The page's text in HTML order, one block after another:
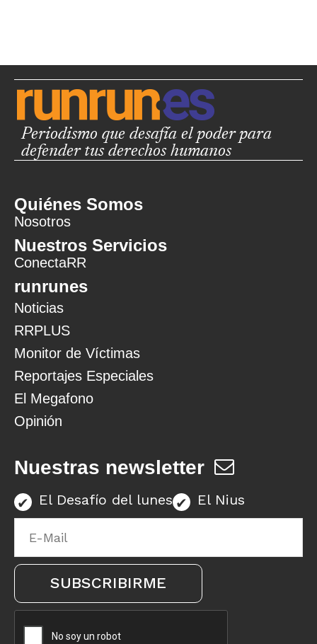
Periodismo que desafía el poder para
defender tus derechos humanos
Quiénes Somos
Nosotros
Nuestros Servicios
ConectaRR
runrunes
Noticias
RRPLUS
Monitor de Víctimas
Reportajes Especiales
El Megafono
Opinión
Nuestras newsletter
El Desafío del lunes El Nius